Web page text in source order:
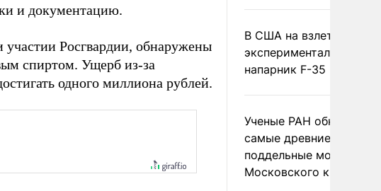
и документацию.
Росгвардии, обнаружены
спиртом. Ущерб из-за
одного миллиона рублей.
В США на взлете
экспериментальный
напарник F-35
Ученые РАН
самые древние
поддельные монеты
Московского